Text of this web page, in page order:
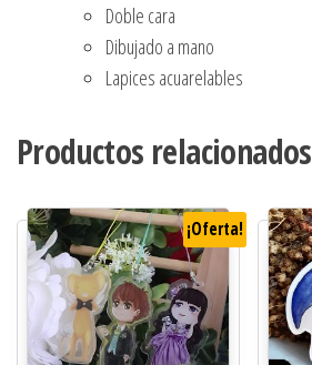
Doble cara
Dibujado a mano
Lapices acuarelables
Productos relacionados
¡Oferta!